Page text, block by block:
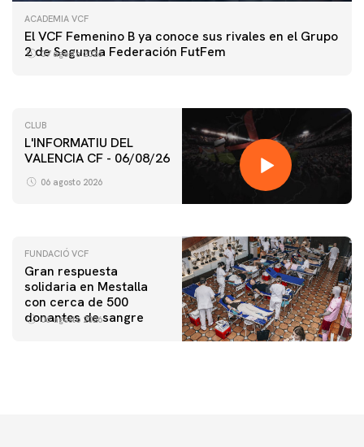
ACADEMIA VCF
El VCF Femenino B ya conoce sus rivales en el Grupo
2 de Segunda Federación FutFem
07 agosto 2026
PRIMER EQUIPO
ENTRENAMIENTO DEL VALENCIA CF 7/8/2026
CLUB
L'INFORMATIU DEL
VALENCIA CF - 06/08/26
06 agosto 2026
PRIMER EQUIPO
ENTRENAMIENTO DEL VALENCIA CF 6/8/2026
FUNDACIÓ VCF
Gran respuesta
solidaria en Mestalla
con cerca de 500
donantes de sangre
06 agosto 2026